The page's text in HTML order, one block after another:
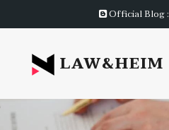
Official Blog :
LAW&HEIM